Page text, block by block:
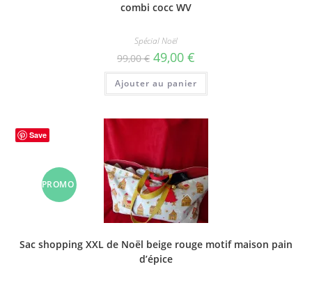
combi cocc WV
Spécial Noël
99,00€ Le
prix
initial
était :
99,00 €.
49,00 €
actuel
est :
49,00 €.
Ajouter au panier
Save
PROMO
Sac shopping XXL de Noël beige rouge motif maison pain
d’épice